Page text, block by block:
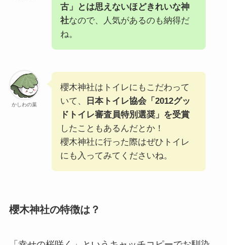
古」とは思えないほどきれいな神
社なので、人気があるのも納得だ
ね。
かしわの葉
櫻木神社はトイレにもこだわって
いて、
日本トイレ協会「2012グッ
ドトイレ審査員特別選奨」を受賞
したこともあるんだとか！
櫻木神社に行った際はぜひトイレ
にも入ってみてくださいね。
櫻木神社の特徴は？